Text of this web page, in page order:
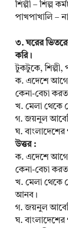
শিল্পী – শিল্প
পাখপাখালি –
৩. ঘরের
করি।
টুকটুকে, শিল্পী,
ক. এদেশে আগে
কেনা-বেচা
খ. মেলা থেকে
গ. জয়নুল
ঘ.
উত্তর :
ক. এদেশে আগে
কেনা-বেচা
খ. মেলা থেকে
আনব।
গ. জয়নুল
ঘ. বাংলাদেশের